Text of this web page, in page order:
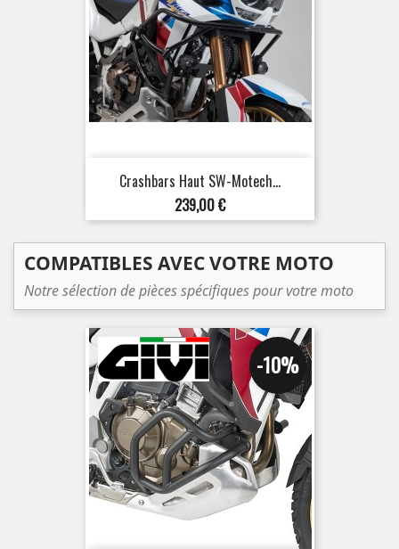
Crashbars Haut SW-Motech...
Prix
239,00 €
COMPATIBLES AVEC VOTRE MOTO
Notre sélection de pièces spécifiques pour votre moto
-10%